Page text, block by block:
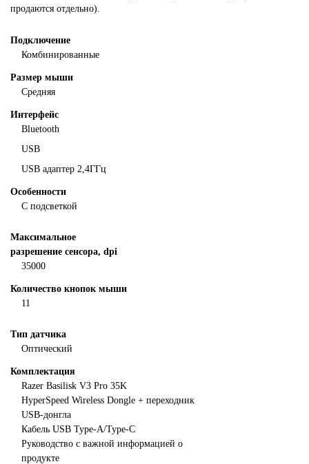
продаются отдельно).
Подключение
Комбинированные
Размер мыши
Средняя
Интерфейс
Bluetooth
USB
USB адаптер 2,4ГГц
Особенности
С подсветкой
Максимальное
разрешение сенсора, dpi
35000
Количество кнопок мыши
11
Тип датчика
Оптический
Комплектация
Razer Basilisk V3 Pro 35K
HyperSpeed ​​Wireless Dongle + переходник
USB-донгла
Кабель USB Type-A/Type-C
Руководство с важной информацией о
продукте